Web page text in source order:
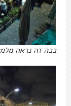
ככה זה נראה